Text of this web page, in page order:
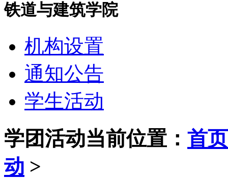
铁道与建筑学院
机构设置
通知公告
学生活动
学团活动当前位置： 首页
动 >